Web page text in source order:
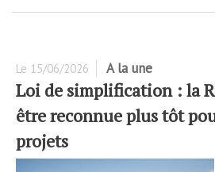
Le 15/06/2026 A la une
Loi de simplification : la
être reconnue plus tôt
projets